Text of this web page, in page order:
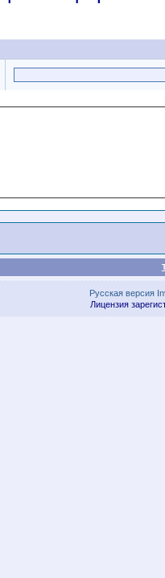
Русская версия
Лицензия